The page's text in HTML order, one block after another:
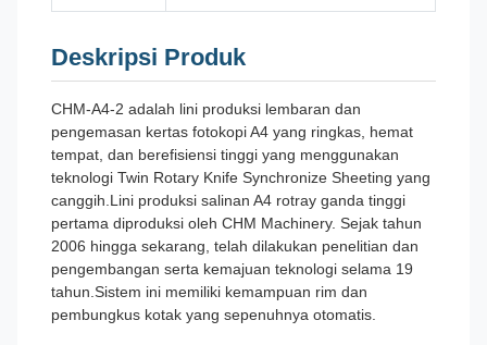
Deskripsi Produk
CHM-A4-2 adalah lini produksi lembaran dan
pengemasan kertas fotokopi A4 yang ringkas, hemat
tempat, dan berefisiensi tinggi yang menggunakan
teknologi Twin Rotary Knife Synchronize Sheeting yang
canggih. Lini produksi salinan A4 rotray ganda tinggi
pertama diproduksi oleh CHM Machinery. Sejak tahun
2006 hingga sekarang, telah dilakukan penelitian dan
pengembangan serta kemajuan teknologi selama 19
tahun. Sistem ini memiliki kemampuan rim dan
pembungkus kotak yang sepenuhnya otomatis.